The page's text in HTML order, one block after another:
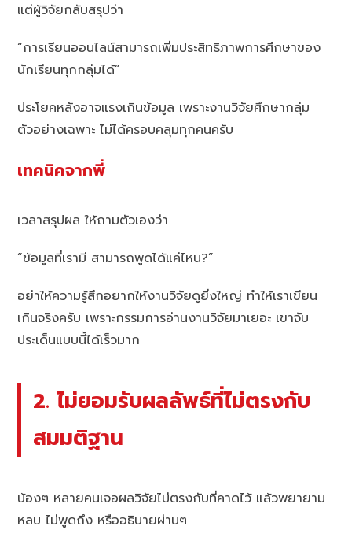
แต่ผู้วิจัยกลับสรุปว่า
“การเรียนออนไลน์สามารถเพิ่มประสิทธิภาพการศึกษาของ
นักเรียนทุกกลุ่มได้”
ประโยคหลังอาจแรงเกินข้อมูล เพราะงานวิจัยศึกษากลุ่ม
ตัวอย่างเฉพาะ ไม่ได้ครอบคลุมทุกคนครับ
เทคนิคจากพี่
เวลาสรุปผล ให้ถามตัวเองว่า
“ข้อมูลที่เรามี สามารถพูดได้แค่ไหน?”
อย่าให้ความรู้สึกอยากให้งานวิจัยดูยิ่งใหญ่ ทำให้เราเขียน
เกินจริงครับ เพราะกรรมการอ่านงานวิจัยมาเยอะ เขาจับ
ประเด็นแบบนี้ได้เร็วมาก
2. ไม่ยอมรับผลลัพธ์ที่ไม่ตรงกับ
สมมติฐาน
น้องๆ หลายคนเจอผลวิจัยไม่ตรงกับที่คาดไว้ แล้วพยายาม
หลบ ไม่พูดถึง หรืออธิบายผ่านๆ